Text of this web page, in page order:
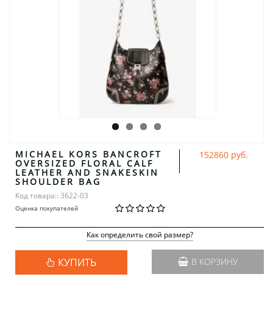
MICHAEL KORS BANCROFT
OVERSIZED FLORAL CALF
LEATHER AND SNAKESKIN
SHOULDER BAG
Код товара:: 3622-03
Оценка покупателей
152860 руб.
Как определить свой размер?
КУПИТЬ В КОРЗИНУ